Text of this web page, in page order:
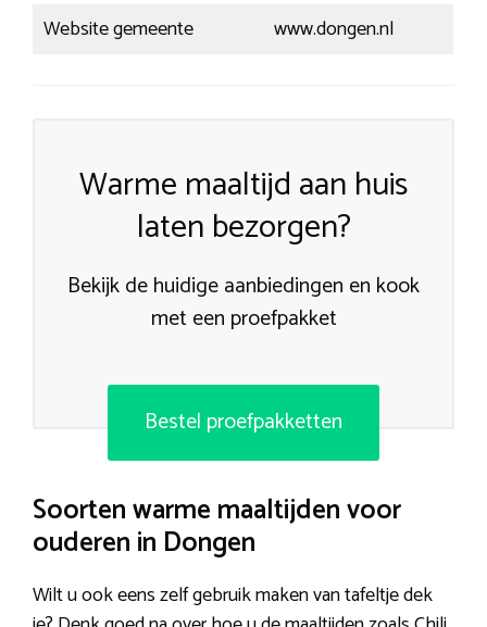
Website gemeente
www.dongen.nl
Warme maaltijd aan huis
laten bezorgen?
Bekijk de huidige aanbiedingen en kook
met een proefpakket
Bestel proefpakketten
Soorten warme maaltijden voor
ouderen in Dongen
Wilt u ook eens zelf gebruik maken van tafeltje dek